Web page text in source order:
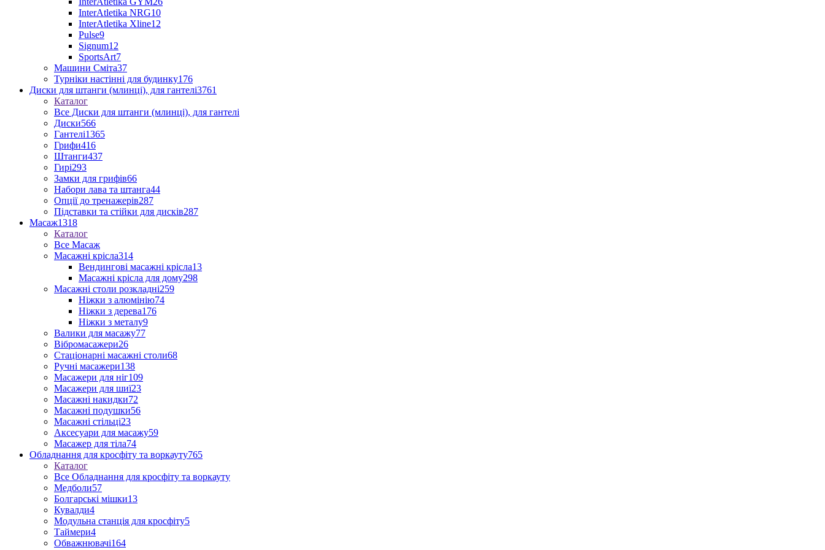
InterAtletika NRG10
InterAtletika Xline12
Pulse9
Signum12
SportsArt7
Машини Сміта37
Турніки настінні для будинку176
Диски для штанги (млинці), для гантелі3761
Каталог
Все Диски для штанги (млинці), для гантелі
Диски566
Гантелі1365
Грифи416
Штанги437
Гирі293
Замки для грифів66
Набори лава та штанга44
Опції до тренажерів287
Підставки та стійки для дисків287
Масаж1318
Каталог
Все Масаж
Масажні крісла314
Вендингові масажні крісла13
Масажні крісла для дому298
Масажні столи розкладні259
Ніжки з алюмінію74
Ніжки з дерева176
Ніжки з металу9
Валики для масажу77
Вібромасажери26
Стаціонарні масажні столи68
Ручні масажери138
Масажери для ніг109
Масажери для шиї23
Масажні накидки72
Масажні подушки56
Масажні стільці23
Аксесуари для масажу59
Масажер для тіла74
Обладнання для кросфіту та воркауту765
Каталог
Все Обладнання для кросфіту та воркауту
Медболи57
Болгарські мішки13
Кувалди4
Модульна станція для кросфіту5
Таймери4
Обважнювачі164